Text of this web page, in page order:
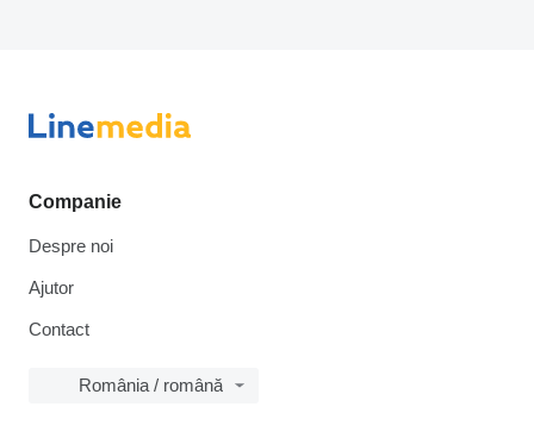
Companie
Despre noi
Ajutor
Contact
România / română